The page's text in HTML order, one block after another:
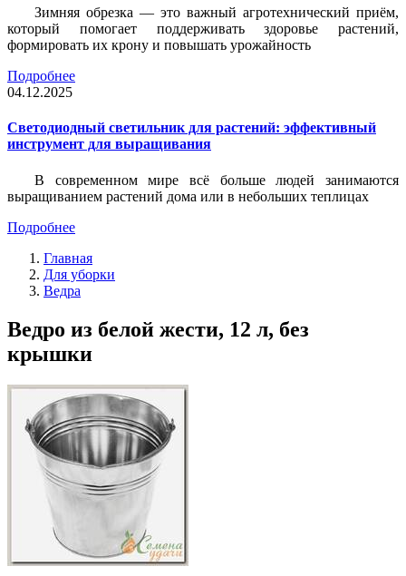
Зимняя обрезка — это важный агротехнический приём,
который помогает поддерживать здоровье растений,
формировать их крону и повышать урожайность
Подробнее
04.12.2025
Светодиодный светильник для растений: эффективный
инструмент для выращивания
В современном мире всё больше людей занимаются
выращиванием растений дома или в небольших теплицах
Подробнее
Главная
Для уборки
Ведра
Ведро из белой жести, 12 л, без
крышки